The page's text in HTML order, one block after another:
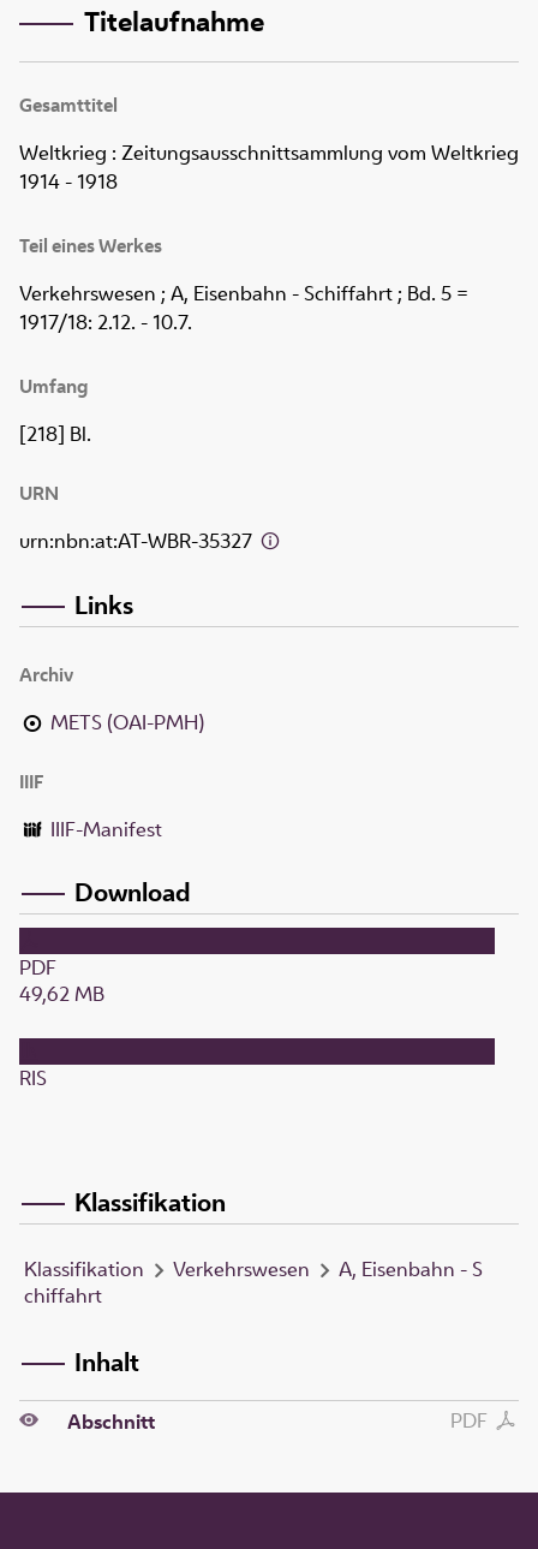
Titelaufnahme
Gesamttitel
Weltkrieg : Zeitungsausschnittsammlung vom Weltkrieg
1914 - 1918
Teil eines Werkes
Verkehrswesen ; A, Eisenbahn - Schiffahrt ; Bd. 5 =
1917/18: 2.12. - 10.7.
Umfang
[218] Bl.
URN
urn:nbn:at:AT-WBR-35327
Links
Archiv
METS (OAI-PMH)
IIIF
IIIF-Manifest
Download
PDF
49,62 MB
RIS
Klassifikation
Klassifikation Verkehrswesen
A, Eisenbahn - S
chiffahrt
Inhalt
PDF
Abschnitt